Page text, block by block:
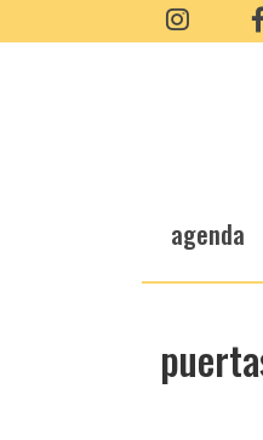
agenda